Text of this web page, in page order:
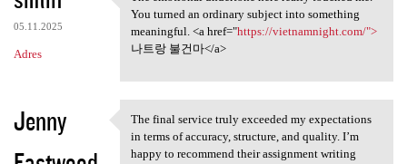
05.11.2025
Adres
The emotional undertone here
You turned an ordinary subject into something
meaningful. <a href="https://vietnamnight.com/">
나트랑 불건마</a>
Jenny
The final service truly
The final service truly exceeded my expectations
in terms of accuracy, structure, and quality. I’m
happy to recommend their assignment writing